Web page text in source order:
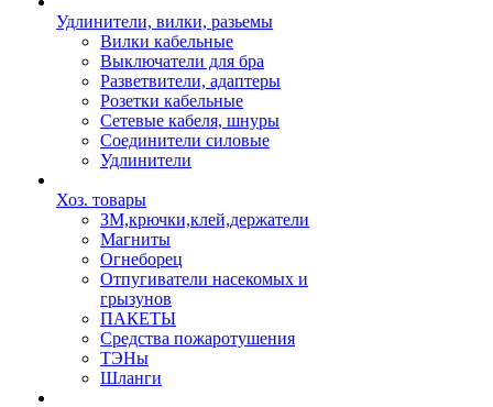
Удлинители, вилки, разьемы
Вилки кабельные
Выключатели для бра
Разветвители, адаптеры
Розетки кабельные
Сетевые кабеля, шнуры
Соединители силовые
Удлинители
Хоз. товары
ЗМ,крючки,клей,держатели
Магниты
Огнеборец
Отпугиватели насекомых и
грызунов
ПАКЕТЫ
Средства пожаротушения
ТЭНы
Шланги